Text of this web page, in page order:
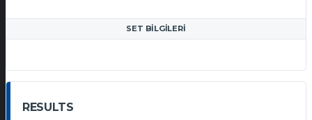
SET BILGILERI
RESULTS